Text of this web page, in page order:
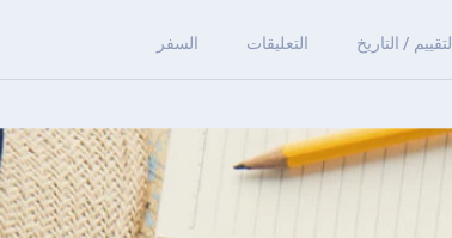
التقييم / التاريخ التعليقات السفر